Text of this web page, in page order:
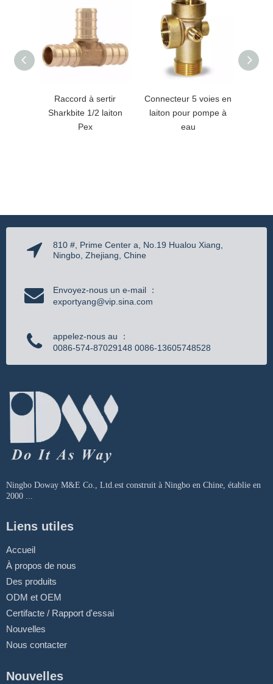
Raccord à sertir
Sharkbite 1/2 laiton
Pex
Connecteur 5 voies en
laiton pour pompe à
eau
810 #, Prime Center a, No.19 Hualou Xiang,
Ningbo, Zhejiang, Chine
Envoyez-nous un e-mail ：
exportyang@vip.sina.com
appelez-nous au ：
0086-574-87029148 0086-13605748528
Ningbo Doway M&E Co., Ltd.est construit à Ningbo en Chine, établie en
2000 ...
Liens utiles
Accueil
À propos de nous
Des produits
ODM et OEM
Certifacte / Rapport d'essai
Nouvelles
Nous contacter
Nouvelles